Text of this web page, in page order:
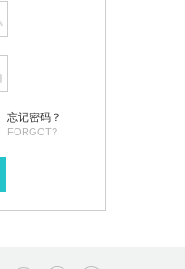
忘记密码？
FORGOT?